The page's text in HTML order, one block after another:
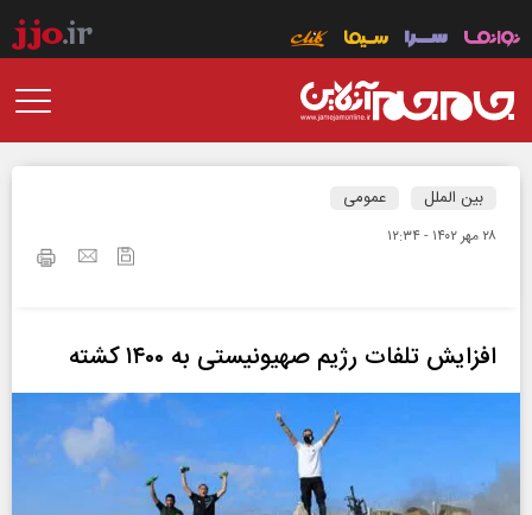
بین الملل عمومی
۲۸ مهر ۱۴۰۲ - ۱۲:۳۴
افزایش تلفات رژیم صهیونیستی به ۱۴۰۰ کشته